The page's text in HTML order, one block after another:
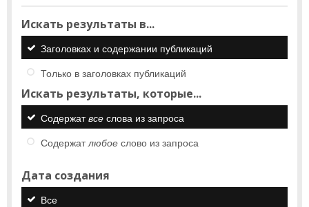
Искать результаты в...
Заголовках и содержании публикаций
Только в заголовках публикаций
Искать результаты, которые...
Содержатвсе слова из запроса
Содержатлюбое слово из запроса
Дата создания
Все